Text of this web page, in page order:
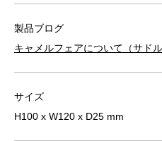
製品ブログ
キャメルフェアについて（サド
サイズ
H100 x W120 x D25 mm